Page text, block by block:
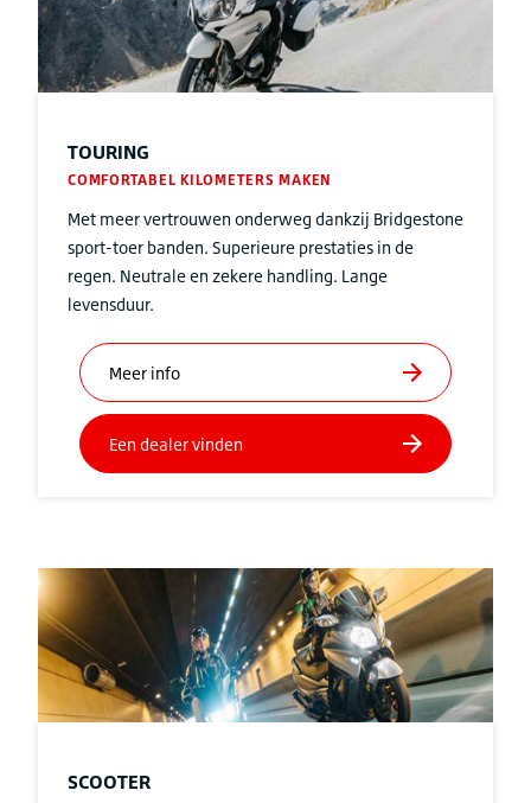
TOURING
COMFORTABEL KILOMETERS MAKEN
Met meer vertrouwen onderweg dankzij Bridgestone
sport-toer banden. Superieure prestaties in de
regen. Neutrale en zekere handling. Lange
levensduur.
SCOOTER